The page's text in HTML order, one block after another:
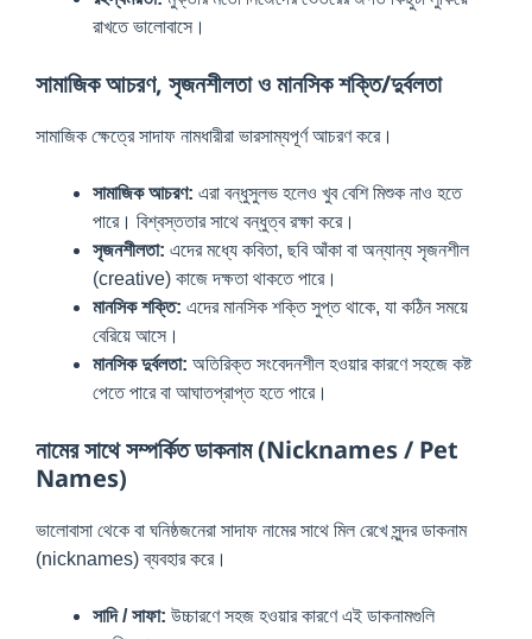
রাখতে ভালোবাসে।
সামাজিক আচরণ, সৃজনশীলতা ও মানসিক শক্তি/দুর্বলতা
সামাজিক ক্ষেত্রে সাদাফ নামধারীরা ভারসাম্যপূর্ণ আচরণ করে।
সামাজিক আচরণ: এরা বন্ধুসুলভ হলেও খুব বেশি মিশুক নাও হতে
পারে। বিশ্বস্ততার সাথে বন্ধুত্ব রক্ষা করে।
সৃজনশীলতা: এদের মধ্যে কবিতা, ছবি আঁকা বা অন্যান্য সৃজনশীল
(creative) কাজে দক্ষতা থাকতে পারে।
মানসিক শক্তি: এদের মানসিক শক্তি সুপ্ত থাকে, যা কঠিন সময়ে
বেরিয়ে আসে।
মানসিক দুর্বলতা: অতিরিক্ত সংবেদনশীল হওয়ার কারণে সহজে কষ্ট
পেতে পারে বা আঘাতপ্রাপ্ত হতে পারে।
নামের সাথে সম্পর্কিত ডাকনাম (Nicknames / Pet
Names)
ভালোবাসা থেকে বা ঘনিষ্ঠজনেরা সাদাফ নামের সাথে মিল রেখে সুন্দর ডাকনাম
(nicknames) ব্যবহার করে।
সাদি / সাফা: উচ্চারণে সহজ হওয়ার কারণে এই ডাকনামগুলি